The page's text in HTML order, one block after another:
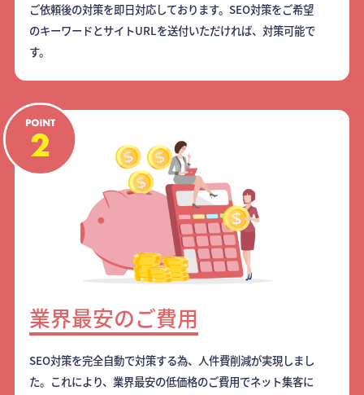
ご依頼後の対策を即日対応しております。SEO対策をご希望
のキーワードとサイトURLを送付いただければ、対策可能で
す。
業界最安のご費用
SEO対策を完全自動で対策する為、人件費削減が実現しまし
た。これにより、業界最安の低価格のご費用でネット集客に